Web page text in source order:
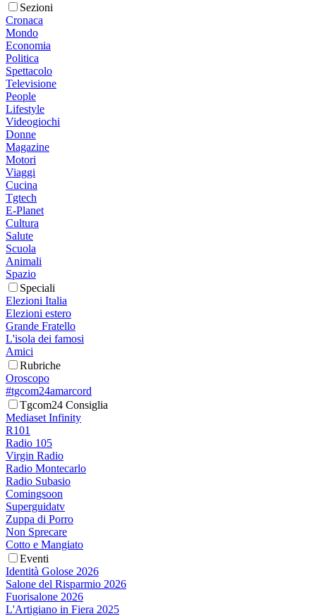
Sezioni
Cronaca
Mondo
Economia
Politica
Spettacolo
Televisione
People
Lifestyle
Videogiochi
Donne
Magazine
Motori
Viaggi
Cucina
Tgtech
E-Planet
Cultura
Salute
Scuola
Animali
Spazio
Speciali
Elezioni Italia
Elezioni estero
Grande Fratello
L'isola dei famosi
Amici
Rubriche
Oroscopo
#tgcom24amarcord
Tgcom24 Consiglia
Mediaset Infinity
R101
Radio 105
Virgin Radio
Radio Montecarlo
Radio Subasio
Comingsoon
Superguidatv
Zuppa di Porro
Non Sprecare
Cotto e Mangiato
Eventi
Identità Golose 2026
Salone del Risparmio 2026
Fuorisalone 2026
L'Artigiano in Fiera 2025